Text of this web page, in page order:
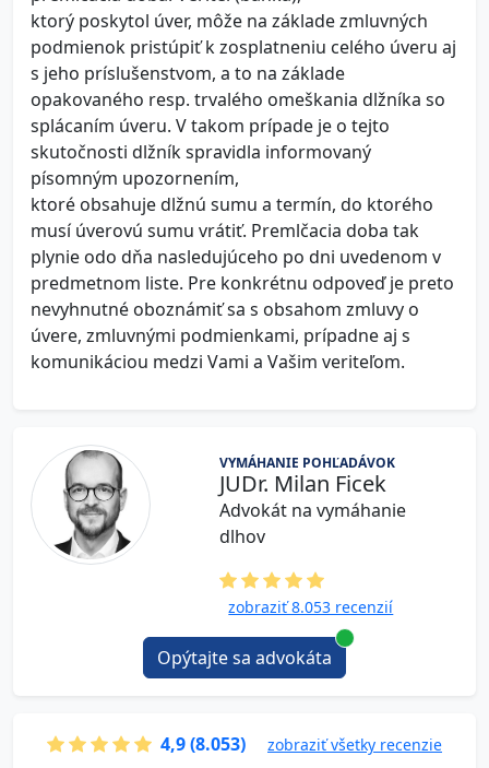
ktorý poskytol úver, môže na základe zmluvných
podmienok pristúpiť k zosplatneniu celého úveru aj
s jeho príslušenstvom, a to na základe
opakovaného resp. trvalého omeškania dlžníka so
splácaním úveru. V takom prípade je o tejto
skutočnosti dlžník spravidla informovaný
písomným upozornením,
ktoré obsahuje dlžnú sumu a termín, do ktorého
musí úverovú sumu vrátiť. Premlčacia doba tak
plynie odo dňa nasledujúceho po dni uvedenom v
predmetnom liste. Pre konkrétnu odpoveď je preto
nevyhnutné oboznámiť sa s obsahom zmluvy o
úvere, zmluvnými podmienkami, prípadne aj s
komunikáciou medzi Vami a Vašim veriteľom.
VYMÁHANIE POHĽADÁVOK
JUDr. Milan Ficek
Advokát na vymáhanie
dlhov
zobraziť 8.053 recenzií
Opýtajte sa advokáta
4,9 (8.053) zobraziť všetky recenzie